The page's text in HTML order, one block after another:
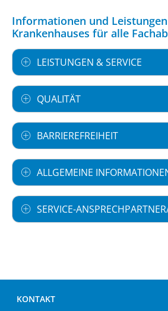
Informationen und
Krankenhauses für alle
LEISTUNGEN & SERVICE
QUALITÄT
BARRIEREFREIHEIT
ALLGEMEINE
SERVICE-
KONTAKT